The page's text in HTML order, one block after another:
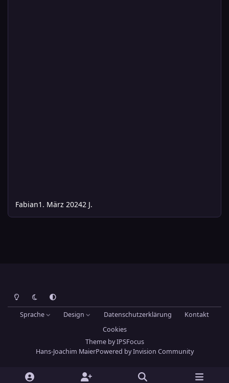
Fabian1. März 20242 J.
Heller ModusDunkler ModusSystemeinstellung
Sprache Design Datenschutzerklärung
Kontakt
Cookies
ThemebyIPSFocus
Hans-Joachim MaierPowered byInvision Community